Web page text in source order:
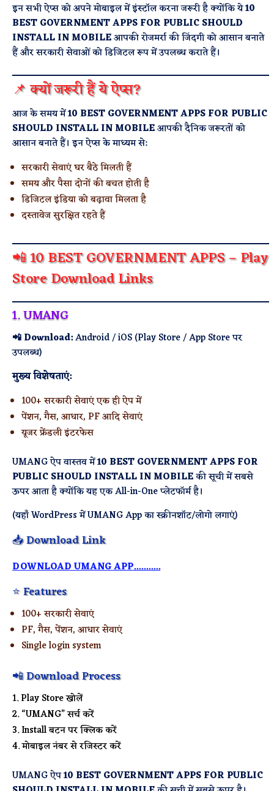
इन सभी ऐप्स को अपने मोबाइल में इंस्टॉल करना जरूरी है क्योंकि ये10
BEST GOVERNMENT APPS FOR PUBLIC SHOULD
INSTALL IN MOBILEआपकी रोजमर्रा की जिंदगी को आसान बनाते
हैं और सरकारी सेवाओं को डिजिटल रूप में उपलब्ध कराते हैं।
📌 क्यों जरूरी हैं ये ऐप्स?
आज के समय में10 BEST GOVERNMENT APPS FOR PUBLIC
SHOULD INSTALL IN MOBILEआपकी दैनिक जरूरतों को
आसान बनाते हैं। इन ऐप्स के माध्यम से:
सरकारी सेवाएं घर बैठे मिलती हैं
समय और पैसा दोनों की बचत होती है
डिजिटल इंडिया को बढ़ावा मिलता है
दस्तावेज सुरक्षित रहते हैं
📲 10 BEST GOVERNMENT APPS – Play
Store Download Links
1. UMANG
📲 Download:Android / iOS (Play Store / App Store पर
उपलब्ध)
मुख्य विशेषताएं:
100+ सरकारी सेवाएं एक ही ऐप में
पेंशन, गैस, आधार, PF आदि सेवाएं
यूजर फ्रेंडली इंटरफेस
UMANG ऐप वास्तव में10 BEST GOVERNMENT APPS FOR
PUBLIC SHOULD INSTALL IN MOBILEकी सूची में सबसे
ऊपर आता है क्योंकि यह एक All-in-One प्लेटफॉर्म है।
(यहाँ WordPress में UMANG App का स्क्रीनशॉट/लोगो लगाएं)
📥 Download Link
DOWNLOAD UMANG APP...........
⭐ Features
100+ सरकारी सेवाएं
PF, गैस, पेंशन, आधार सेवाएं
Single login system
📲 Download Process
Play Store खोलें
“UMANG” सर्च करें
Install बटन पर क्लिक करें
मोबाइल नंबर से रजिस्टर करें
UMANG ऐप10 BEST GOVERNMENT APPS FOR PUBLIC